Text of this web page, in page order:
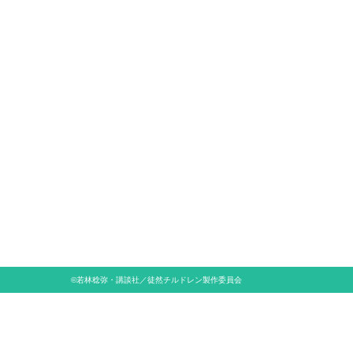
©若林稔弥・講談社／徒然チルドレン製作委員会